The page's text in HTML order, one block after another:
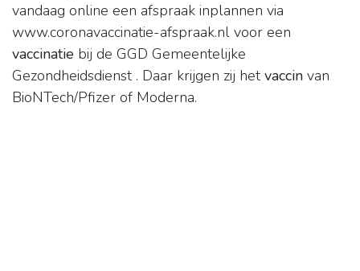
vandaag online een afspraak inplannen via
www.coronavaccinatie-afspraak.nl voor een
vaccinatie bij de GGD Gemeentelijke
Gezondheidsdienst . Daar krijgen zij hetvaccin van
BioNTech/Pfizer of Moderna.